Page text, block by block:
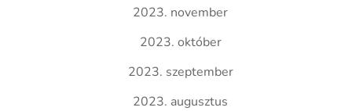
2023. november
2023. október
2023. szeptember
2023. augusztus